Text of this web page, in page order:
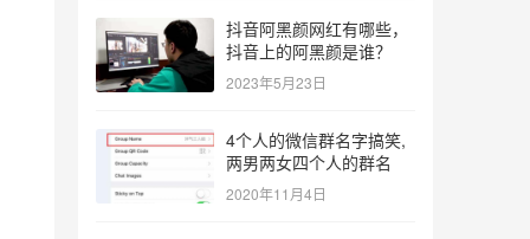
抖音阿黑颜网红有哪些，
抖音上的阿黑颜是谁？
2023年5月23日
4个人的微信群名字搞笑,
两男两女四个人的群名
2020年11月4日